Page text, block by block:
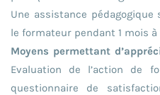
Une assistance
le formateur pendant 1 mois à
Moyens permettant
Evaluation de l’action de
questionnaire de